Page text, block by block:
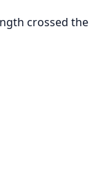
crossed the